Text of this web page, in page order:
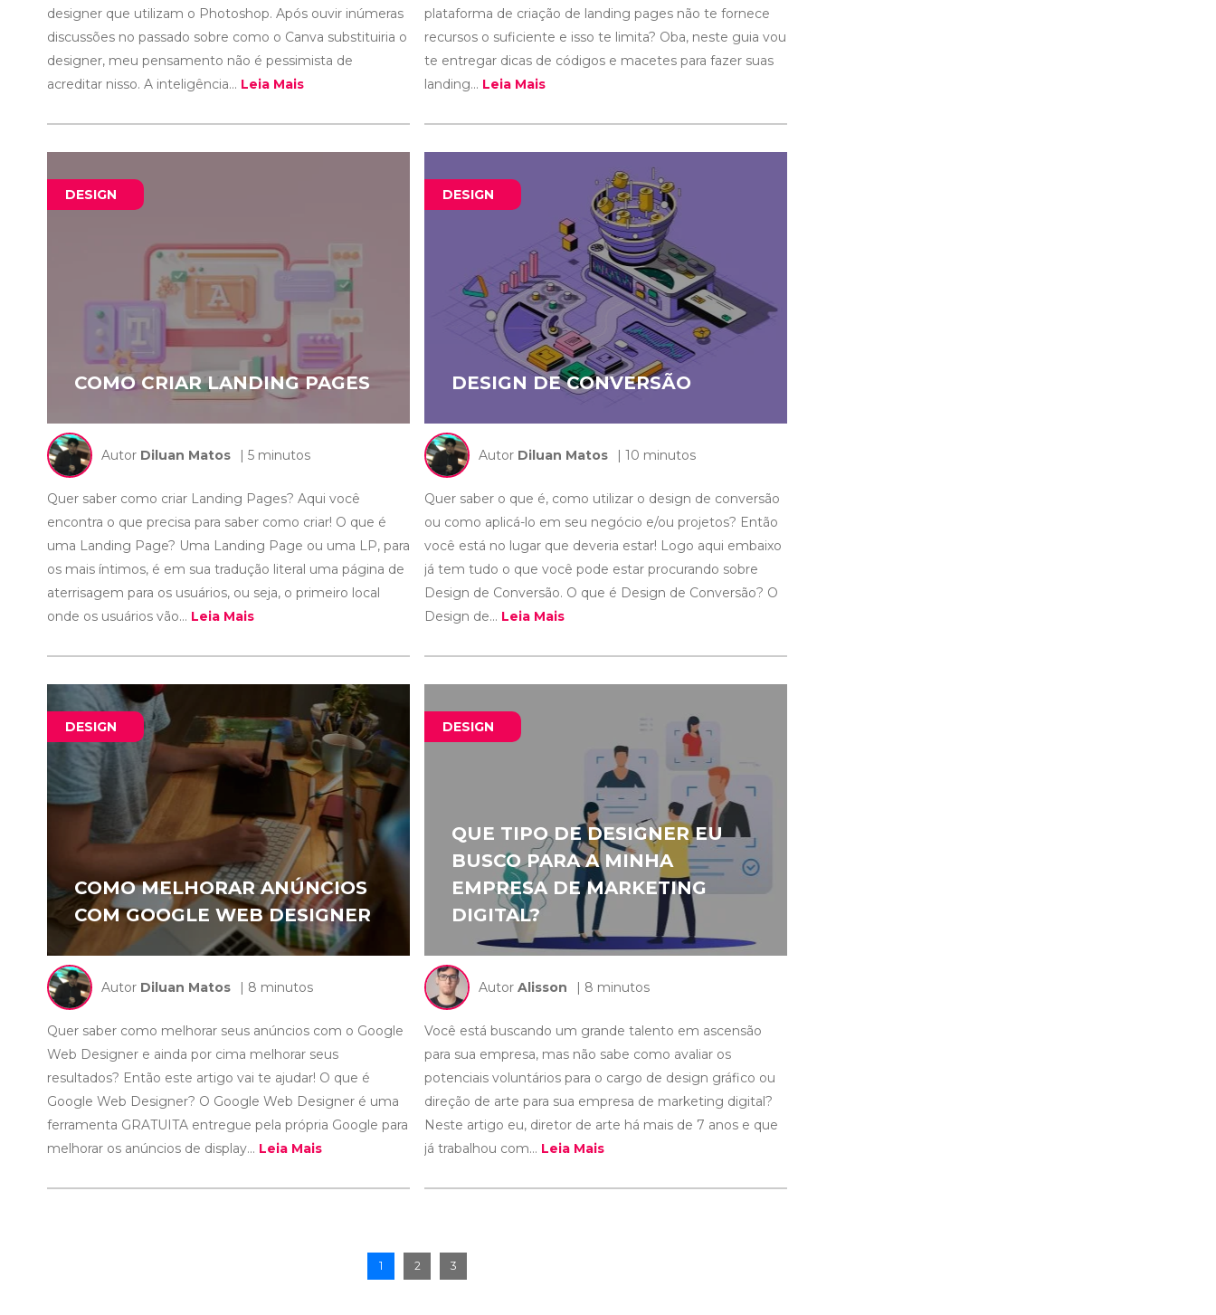
designer que utilizam o Photoshop. Após ouvir inúmeras
discussões no passado sobre como o Canva substituiria o
designer, meu pensamento não é pessimista de
acreditar nisso. A inteligência... Leia Mais
plataforma de criação de landing pages não te fornece
recursos o suficiente e isso te limita? Oba, neste guia vou
te entregar dicas de códigos e macetes para fazer suas
landing... Leia Mais
DESIGN
COMO CRIAR LANDING PAGES
Autor Diluan Matos | 5 minutos
Quer saber como criar Landing Pages? Aqui você
encontra o que precisa para saber como criar! O que é
uma Landing Page? Uma Landing Page ou uma LP, para
os mais íntimos, é em sua tradução literal uma página de
aterrisagem para os usuários, ou seja, o primeiro local
onde os usuários vão... Leia Mais
DESIGN
DESIGN DE CONVERSÃO
Autor Diluan Matos | 10 minutos
Quer saber o que é, como utilizar o design de conversão
ou como aplicá-lo em seu negócio e/ou projetos? Então
você está no lugar que deveria estar! Logo aqui embaixo
já tem tudo o que você pode estar procurando sobre
Design de Conversão. O que é Design de Conversão? O
Design de... Leia Mais
DESIGN
COMO MELHORAR ANÚNCIOS
COM GOOGLE WEB DESIGNER
Autor Diluan Matos | 8 minutos
Quer saber como melhorar seus anúncios com o Google
Web Designer e ainda por cima melhorar seus
resultados? Então este artigo vai te ajudar! O que é
Google Web Designer? O Google Web Designer é uma
ferramenta GRATUITA entregue pela própria Google para
melhorar os anúncios de display... Leia Mais
DESIGN
QUE TIPO DE DESIGNER EU
BUSCO PARA A MINHA
EMPRESA DE MARKETING
DIGITAL?
AutorAlisson | 8 minutos
Você está buscando um grande talento em ascensão
para sua empresa, mas não sabe como avaliar os
potenciais voluntários para o cargo de design gráfico ou
direção de arte para sua empresa de marketing digital?
Neste artigo eu, diretor de arte há mais de 7 anos e que
já trabalhou com... Leia Mais
1 2 3